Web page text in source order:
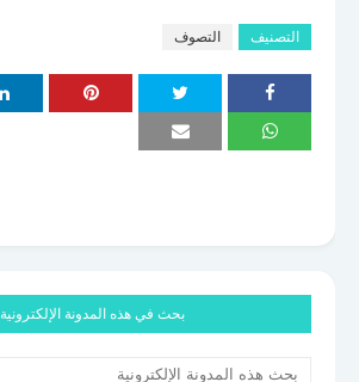
التصنيف التصوف
بحث في هذه المدونة الإلكترونية